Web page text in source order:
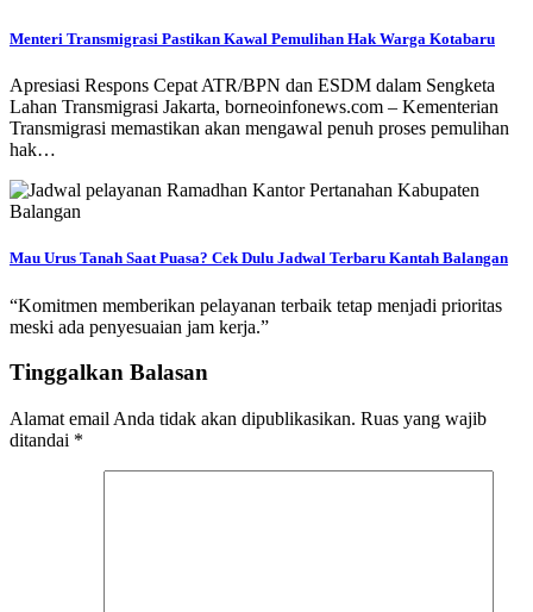
Menteri Transmigrasi Pastikan Kawal Pemulihan Hak Warga Kotabaru
Apresiasi Respons Cepat ATR/BPN dan ESDM dalam Sengketa
Lahan Transmigrasi Jakarta, borneoinfonews.com – Kementerian
Transmigrasi memastikan akan mengawal penuh proses pemulihan
hak…
Mau Urus Tanah Saat Puasa? Cek Dulu Jadwal Terbaru Kantah Balangan
“Komitmen memberikan pelayanan terbaik tetap menjadi prioritas
meski ada penyesuaian jam kerja.”
Tinggalkan Balasan
Alamat email Anda tidak akan dipublikasikan. Ruas yang wajib
ditandai *